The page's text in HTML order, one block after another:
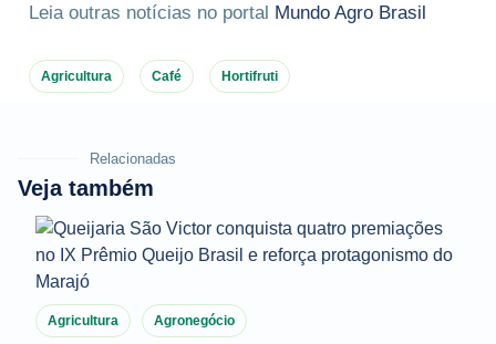
Leia outras notícias no portal Mundo Agro Brasil
Agricultura Café Hortifruti
Relacionadas
Veja também
Agricultura Agronegócio